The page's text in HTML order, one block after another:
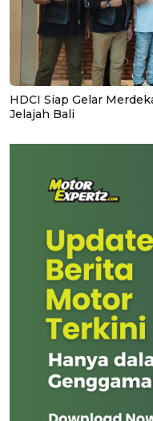
HDCI Siap Gelar
Jelajah Bali